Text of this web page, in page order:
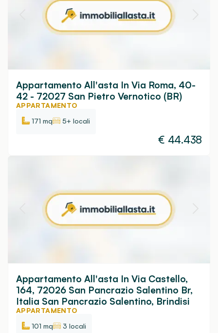
Appartamento All'asta In Via Roma, 40-
42 - 72027 San Pietro Vernotico (BR)
APPARTAMENTO
171 mq
5+ locali
€ 44.438
Appartamento All'asta In Via Castello,
164, 72026 San Pancrazio Salentino Br,
Italia San Pancrazio Salentino, Brindisi
APPARTAMENTO
101 mq
3 locali